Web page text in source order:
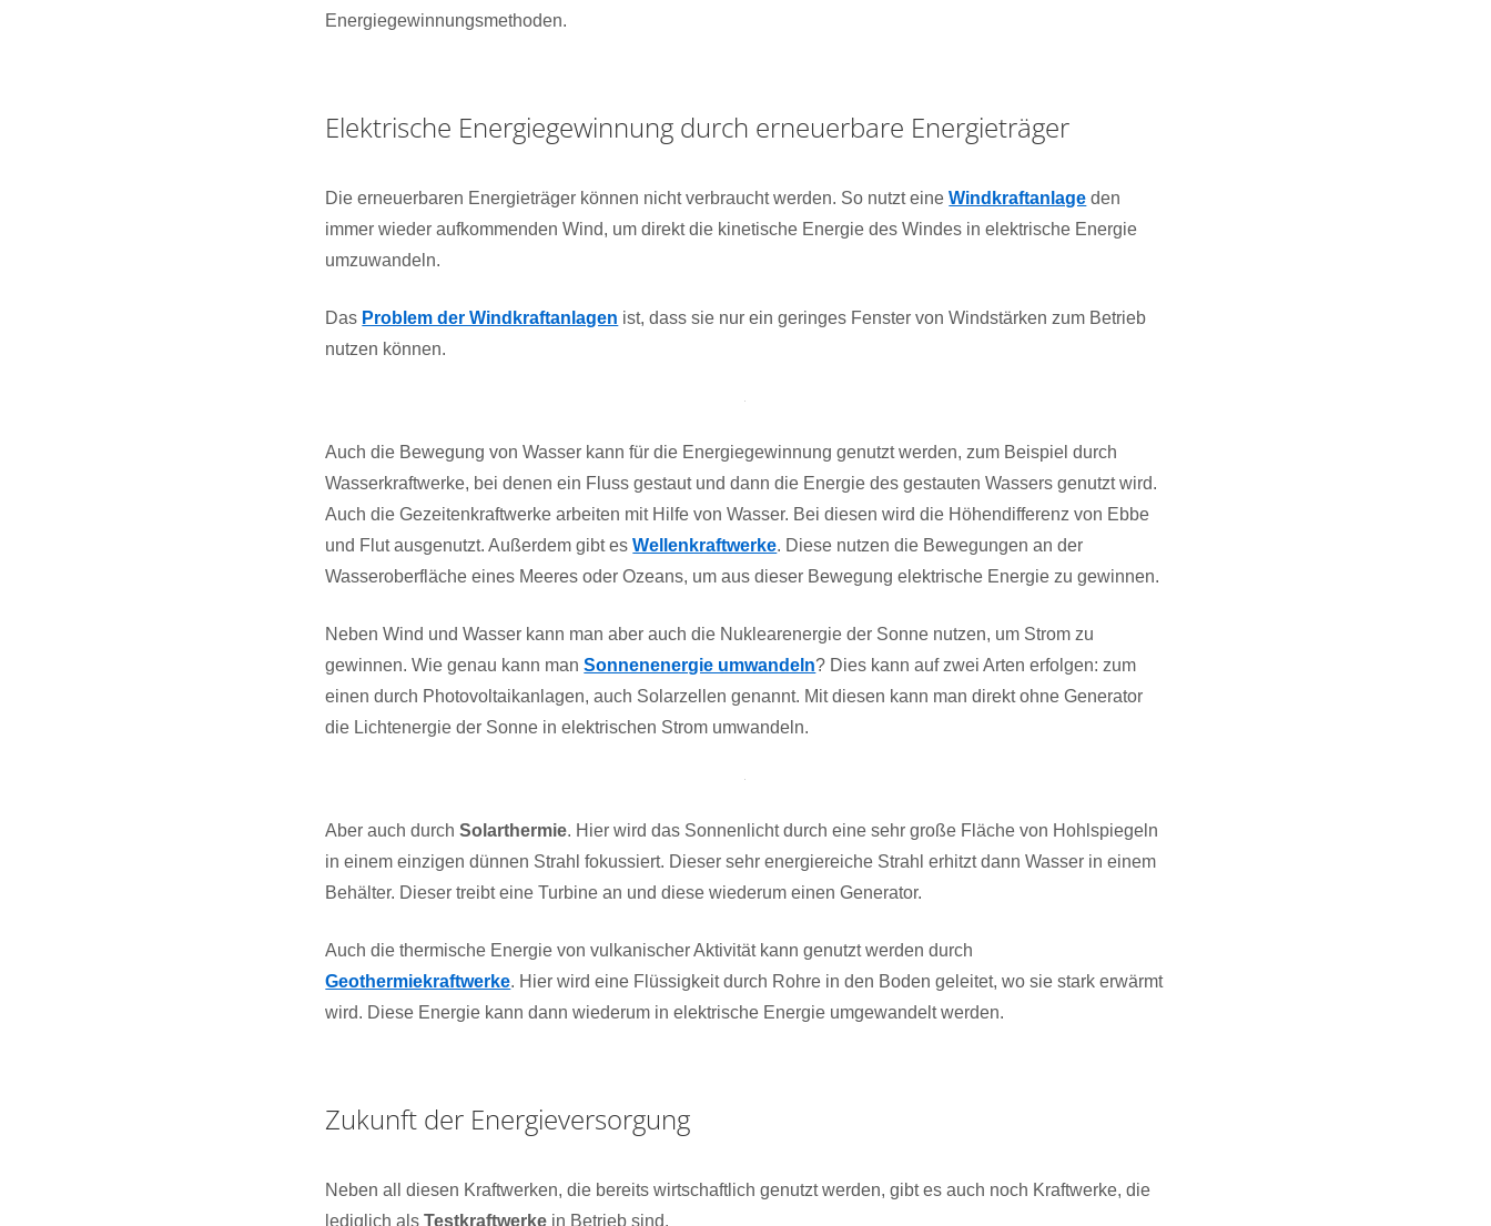
Energiegewinnungsmethoden.
Elektrische Energiegewinnung durch erneuerbare Energieträger
Die erneuerbaren Energieträger können nicht verbraucht werden. So nutzt eineWindkraftanlage den
immer wieder aufkommenden Wind, um direkt die kinetische Energie des Windes in elektrische Energie
umzuwandeln.
Das Problem der Windkraftanlagen ist, dass sie nur ein geringes Fenster von Windstärken zum Betrieb
nutzen können.
Auch die Bewegung von Wasser kann für die Energiegewinnung genutzt werden, zum Beispiel durch
Wasserkraftwerke, bei denen ein Fluss gestaut und dann die Energie des gestauten Wassers genutzt wird.
Auch die Gezeitenkraftwerke arbeiten mit Hilfe von Wasser. Bei diesen wird die Höhendifferenz von Ebbe
und Flut ausgenutzt. Außerdem gibt esWellenkraftwerke. Diese nutzen die Bewegungen an der
Wasseroberfläche eines Meeres oder Ozeans, um aus dieser Bewegung elektrische Energie zu gewinnen.
Neben Wind und Wasser kann man aber auch die Nuklearenergie der Sonne nutzen, um Strom zu
gewinnen. Wie genau kann manSonnenenergie umwandeln? Dies kann auf zwei Arten erfolgen: zum
einen durch Photovoltaikanlagen, auch Solarzellen genannt. Mit diesen kann man direkt ohne Generator
die Lichtenergie der Sonne in elektrischen Strom umwandeln.
Aber auch durchSolarthermie. Hier wird das Sonnenlicht durch eine sehr große Fläche von Hohlspiegeln
in einem einzigen dünnen Strahl fokussiert. Dieser sehr energiereiche Strahl erhitzt dann Wasser in einem
Behälter. Dieser treibt eine Turbine an und diese wiederum einen Generator.
Auch die thermische Energie von vulkanischer Aktivität kann genutzt werden durch
Geothermiekraftwerke. Hier wird eine Flüssigkeit durch Rohre in den Boden geleitet, wo sie stark erwärmt
wird. Diese Energie kann dann wiederum in elektrische Energie umgewandelt werden.
Zukunft der Energieversorgung
Neben all diesen Kraftwerken, die bereits wirtschaftlich genutzt werden, gibt es auch noch Kraftwerke, die
lediglich alsTestkraftwerke in Betrieb sind.